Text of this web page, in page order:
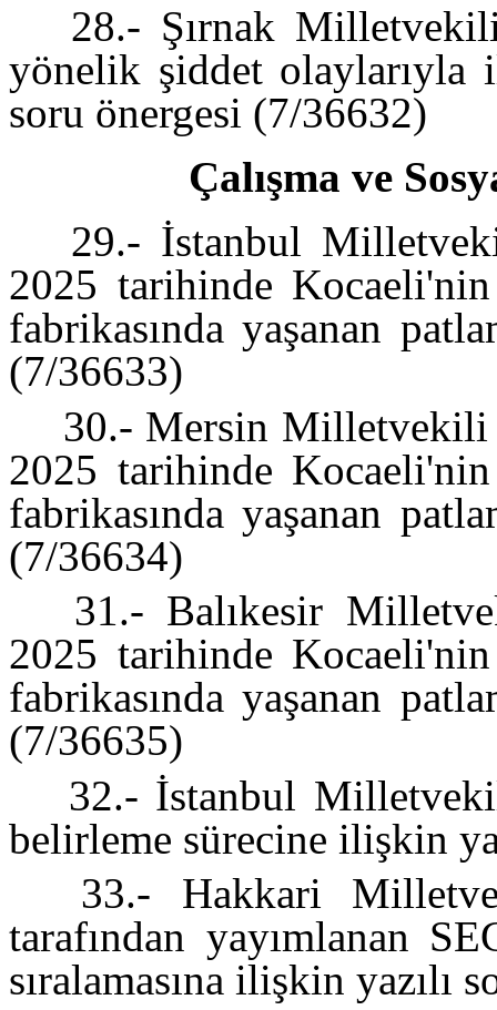
28.- Şırnak
yönelik şiddet
soru önergesi (7/36632)
Çalışma ve
29.- İstanbul
2025 tarihinde
fabrikasında yaşanan
(7/36633)
30.- Mersin Milletvekili
2025 tarihinde
fabrikasında yaşanan
(7/36634)
31.- Balıkesir
2025 tarihinde
fabrikasında yaşanan
(7/36635)
32.- İstanbul
belirleme sürecine ilişkin
33.- Hakkari
tarafından yayımlanan
sıralamasına ilişkin yazılı